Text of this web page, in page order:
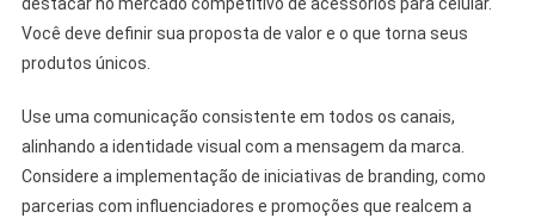
destacar no mercado competitivo de acessórios para celular.
Você deve definir sua proposta de valor e o que torna seus
produtos únicos.
Use uma comunicação consistente em todos os canais,
alinhando a identidade visual com a mensagem da marca.
Considere a implementação de iniciativas de branding, como
parcerias com influenciadores e promoções que realcem a